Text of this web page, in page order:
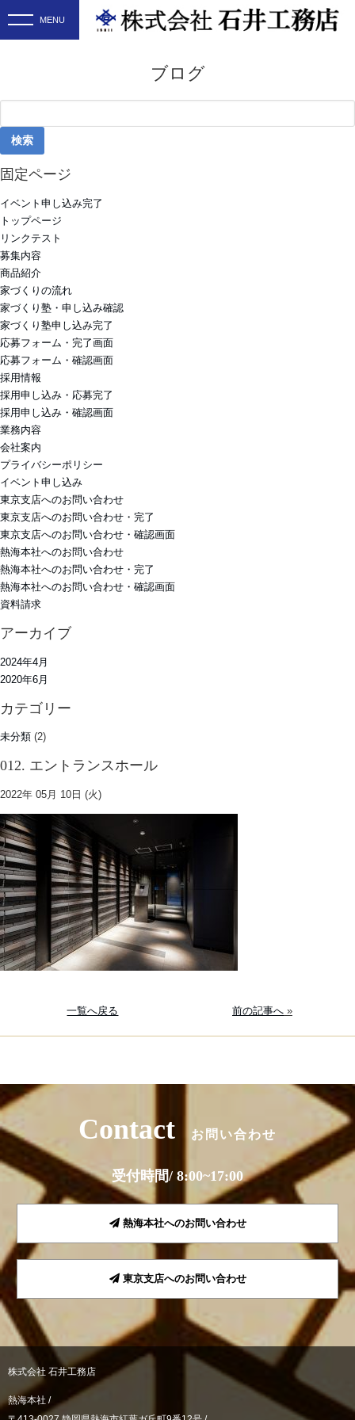
ブログ
索:
固定ページ
イベント申し込み完了
トップページ
リンクテスト
募集内容
商品紹介
家づくりの流れ
家づくり塾・申し込み確認
家づくり塾申し込み完了
応募フォーム・完了画面
応募フォーム・確認画面
採用情報
採用申し込み・応募完了
採用申し込み・確認画面
業務内容
会社案内
プライバシーポリシー
イベント申し込み
東京支店へのお問い合わせ
東京支店へのお問い合わせ・完了
東京支店へのお問い合わせ・確認画面
熱海本社へのお問い合わせ
熱海本社へのお問い合わせ・完了
熱海本社へのお問い合わせ・確認画面
資料請求
アーカイブ
2024年4月
2020年6月
カテゴリー
未分類 (2)
012. エントランスホール
2022年 05月 10日 (火)
一覧へ戻る 前の記事へ»
Contact お問い合わせ
受付時間/ 8:00~17:00
熱海本社へのお問い合わせ
東京支店へのお問い合わせ
株式会社 石井工務店
熱海本社 /